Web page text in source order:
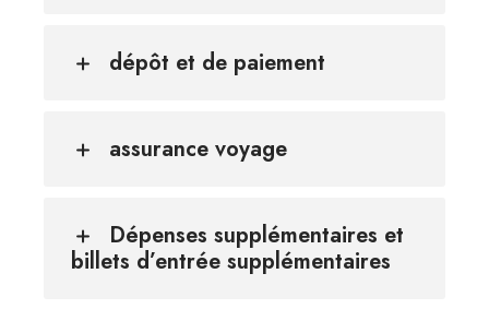
dépôt et de paiement
assurance voyage
Dépenses supplémentaires et
billets d’entrée supplémentaires